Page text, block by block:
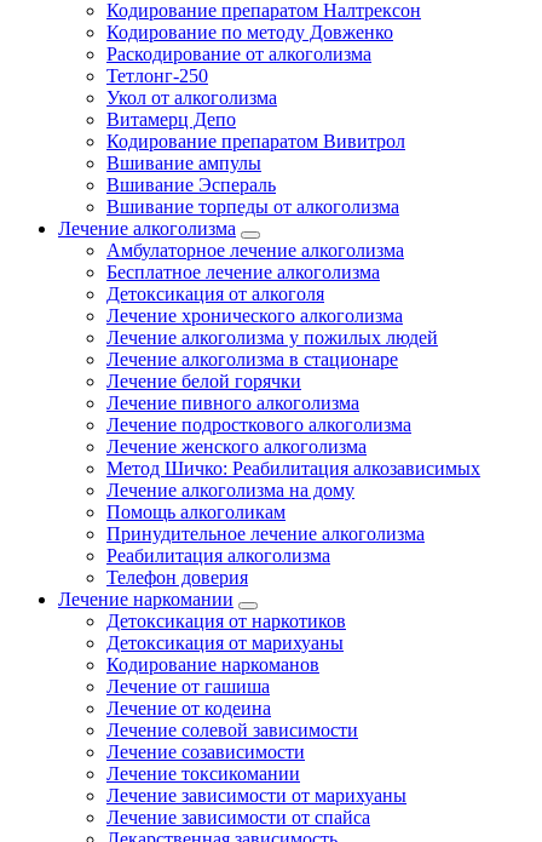
Кодирование препаратом Налтрексон
Кодирование по методу Довженко
Раскодирование от алкоголизма
Тетлонг-250
Укол от алкоголизма
Витамерц Депо
Кодирование препаратом Вивитрол
Вшивание ампулы
Вшивание Эспераль
Вшивание торпеды от алкоголизма
Лечение алкоголизма
Амбулаторное лечение алкоголизма
Бесплатное лечение алкоголизма
Детоксикация от алкоголя
Лечение хронического алкоголизма
Лечение алкоголизма у пожилых людей
Лечение алкоголизма в стационаре
Лечение белой горячки
Лечение пивного алкоголизма
Лечение подросткового алкоголизма
Лечение женского алкоголизма
Метод Шичко: Реабилитация алкозависимых
Лечение алкоголизма на дому
Помощь алкоголикам
Принудительное лечение алкоголизма
Реабилитация алкоголизма
Телефон доверия
Лечение наркомании
Детоксикация от наркотиков
Детоксикация от марихуаны
Кодирование наркоманов
Лечение от гашиша
Лечение от кодеина
Лечение солевой зависимости
Лечение созависимости
Лечение токсикомании
Лечение зависимости от марихуаны
Лечение зависимости от спайса